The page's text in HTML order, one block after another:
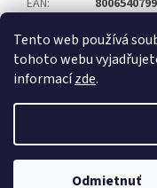
Tento web používá
tohoto webu
informacízde.
Odmietnuť
Copyright 2026